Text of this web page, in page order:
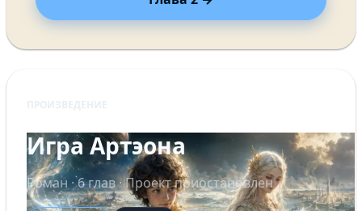
Игра Артэона
Роман · 6 глав · Проект приостановлен